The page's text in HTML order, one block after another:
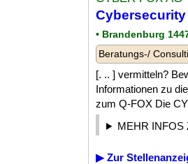
• Brandenburg
Beratungs-/
[. .. ] vermitteln?
Informationen zu
zum Q-FOX Die
MEHR INFOS
▶ Zur